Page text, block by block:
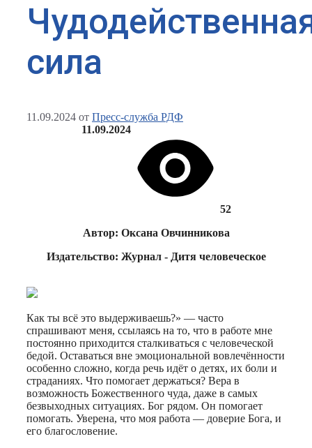
сила
11.09.2024 от Пресс-служба РДФ
11.09.2024
52
Автор: Оксана Овчинникова
Издательство: Журнал - Дитя человеческое
Как ты всё это выдерживаешь?» — часто
спрашивают меня, ссылаясь на то, что в работе мне
постоянно приходится сталкиваться с человеческой
бедой. Оставаться вне эмоциональной вовлечённости
особенно сложно, когда речь идёт о детях, их боли и
страданиях. Что помогает держаться? Вера в
возможность Божественного чуда, даже в самых
безвыходных ситуациях. Бог рядом. Он помогает
помогать. Уверена, что моя работа — доверие Бога, и
его благословение.